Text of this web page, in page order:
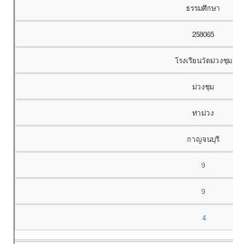
ธรรมศึกษา
258065
โรงเรียนวัดม่วงชุม
ม่วงชุม
ท่าม่วง
กาญจนบุรี
9
9
4